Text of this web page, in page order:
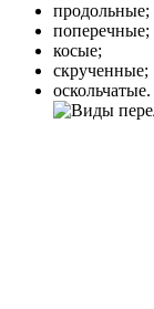
продольные;
поперечные;
косые;
скрученные;
оскольчатые.